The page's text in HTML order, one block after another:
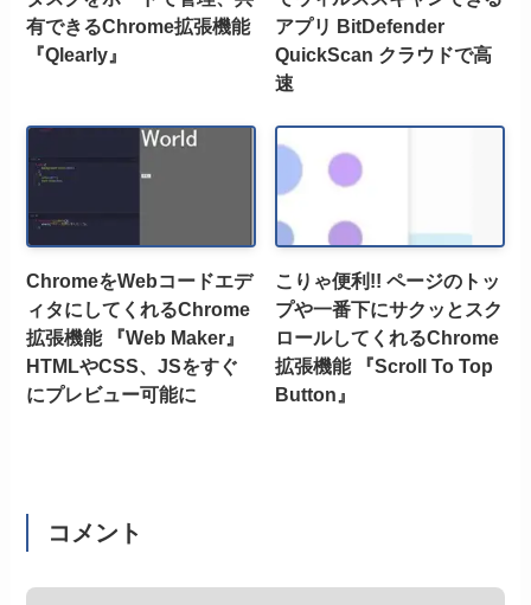
有できるChrome拡張機能
『Qlearly』
アプリ BitDefender
QuickScan クラウドで高
速
ChromeをWebコードエデ
ィタにしてくれるChrome
拡張機能 『Web Maker』
HTMLやCSS、JSをすぐ
にプレビュー可能に
こりゃ便利!! ページのトッ
プや一番下にサクッとスク
ロールしてくれるChrome
拡張機能 『Scroll To Top
Button』
コメント